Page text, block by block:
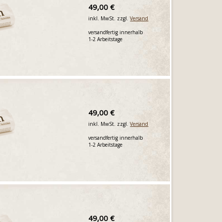
49,00 €
inkl. MwSt. zzgl.Versand
versandfertig innerhalb
1-2 Arbeitstage
49,00 €
inkl. MwSt. zzgl.Versand
versandfertig innerhalb
1-2 Arbeitstage
49,00 €